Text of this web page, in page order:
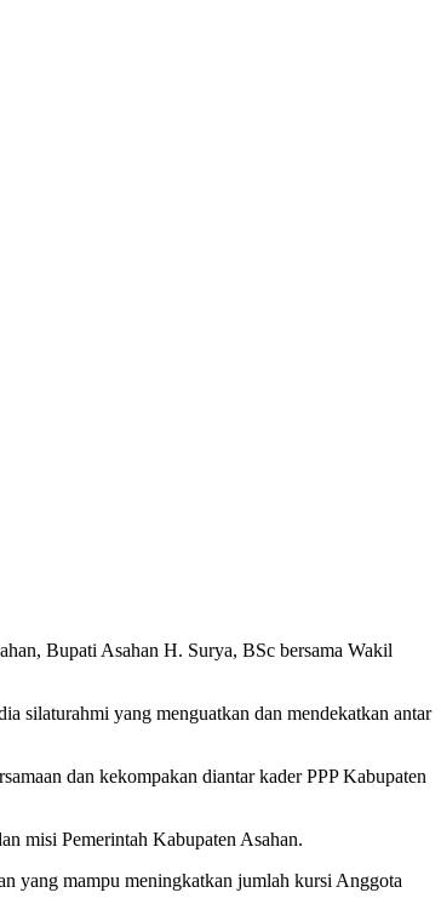
Bupati Asahan H. Surya, BSc bersama Wakil
silaturahmi yang menguatkan dan mendekatkan antar
dan kekompakan diantar kader PPP Kabupaten
misi Pemerintah Kabupaten Asahan.
yang mampu meningkatkan jumlah kursi Anggota